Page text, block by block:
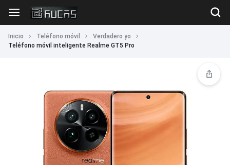
Inicio Teléfono móvil
Verdadero yo
Teléfono móvil inteligente Realme GT5 Pro